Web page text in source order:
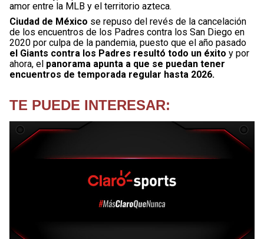
amor entre la MLB y el territorio azteca.
Ciudad de México se repuso del revés de la cancelación
de los encuentros de los Padres contra los San Diego en
2020 por culpa de la pandemia, puesto que el año pasado
el Giants contra los Padres resultó todo un éxito y por
ahora, el panorama apunta a que se puedan tener
encuentros de temporada regular hasta 2026.
TE PUEDE INTERESAR: